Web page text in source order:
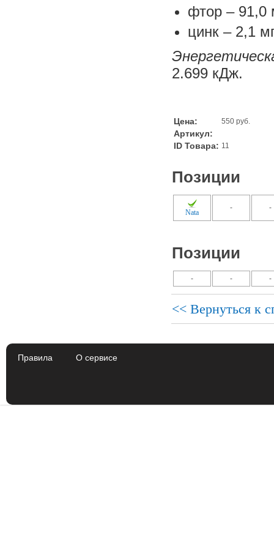
фтор – 91,0
цинк – 2,1
2.699 кДж.
Цена: 550 руб.
Артикул:
ID Товара: 11
Позиции
Nata
- -
Позиции
- - -
<< Вернуться к
Правила О сервисе